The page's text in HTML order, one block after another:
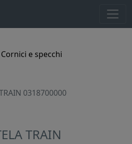
Cornici e specchi
0318700000
TRAIN